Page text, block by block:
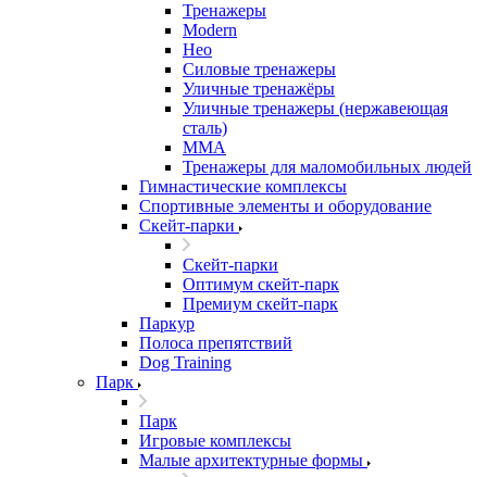
Тренажеры
Modern
Нео
Силовые тренажеры
Уличные тренажёры
Уличные тренажеры (нержавеющая
сталь)
ММА
Тренажеры для маломобильных людей
Гимнастические комплексы
Спортивные элементы и оборудование
Скейт-парки
Скейт-парки
Оптимум скейт-парк
Премиум скейт-парк
Паркур
Полоса препятствий
Dog Training
Парк
Парк
Игровые комплексы
Малые архитектурные формы